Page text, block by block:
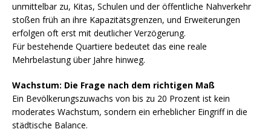
unmittelbar zu, Kitas, Schulen und der öffentliche Nahverkehr
stoßen früh an ihre Kapazitätsgrenzen, und Erweiterungen
erfolgen oft erst mit deutlicher Verzögerung.
Für bestehende Quartiere bedeutet das eine reale
Mehrbelastung über Jahre hinweg.
Wachstum: Die Frage nach dem richtigen Maß
Ein Bevölkerungszuwachs von bis zu 20 Prozent ist kein
moderates Wachstum, sondern ein erheblicher Eingriff in die
städtische Balance.